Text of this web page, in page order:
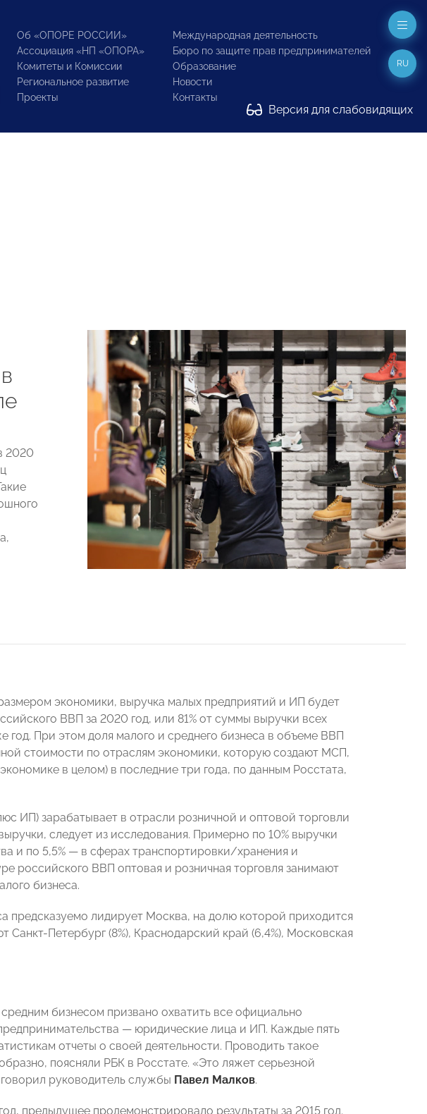
Об «ОПОРЕ РОССИИ»
Ассоциация «НП «ОПОРА»
Комитеты и Комиссии
Региональное развитие
Проекты
Международная деятельность
Бюро по защите прав предпринимателей
Образование
Новости
Контакты
Версия для слабовидящих
RU
2020
экономики, выручка малых предприятий и ИП будет
ВВП за 2020 год, или 81% от суммы выручки всех
год. При этом доля малого и среднего бизнеса в объеме ВВП
стоимости по отраслям экономики, которую создают МСП,
в целом) в последние три года, по данным Росстата,
ИП) зарабатывает в отрасли розничной и оптовой торговли
следует из исследования. Примерно по 10% выручки
и по 5,5% — в сферах транспортировки/хранения и
российского ВВП оптовая и розничная торговля занимают
бизнеса.
предсказуемо лидирует Москва, на долю которой приходится
Петербург (8%), Краснодарский край (6,4%), Московская
бизнесом призвано охватить все официально
— юридические лица и ИП. Каждые пять
отчеты о своей деятельности. Проводить такое
поясняли РБК в Росстате. «Это ляжет серьезной
руководитель службы Павел Малков.
предыдущее продемонстрировало результаты за 2015 год.